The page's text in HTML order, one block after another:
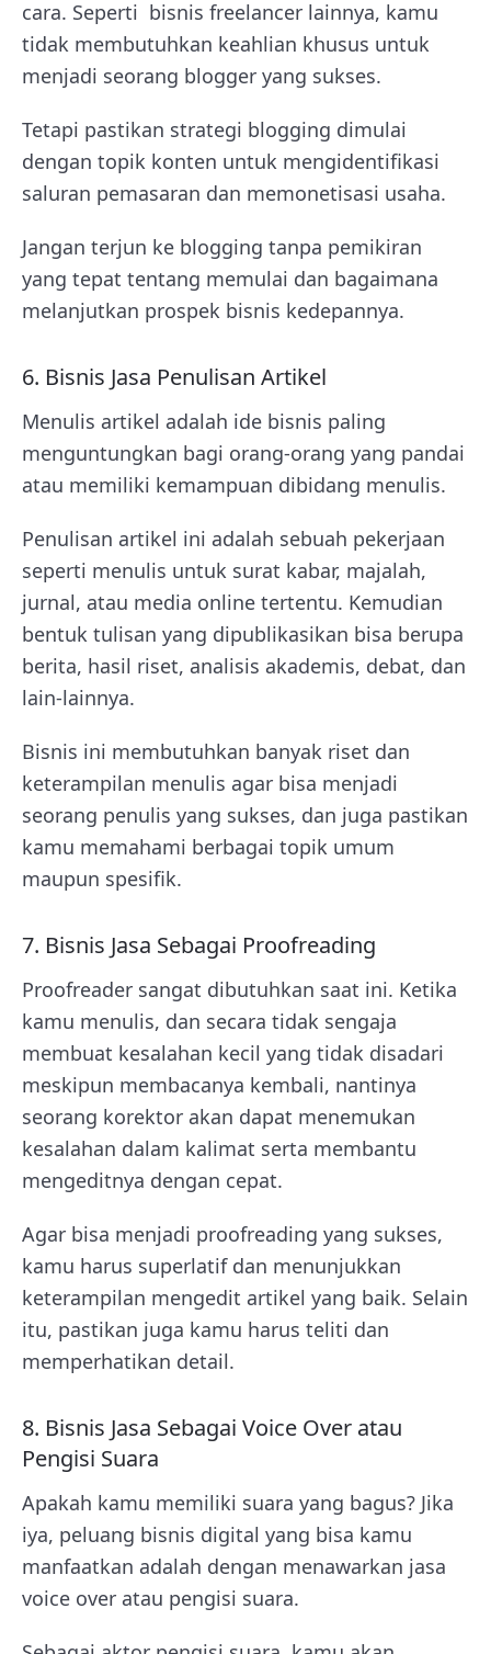
cara. Seperti bisnis freelancer lainnya, kamu
tidak membutuhkan keahlian khusus untuk
menjadi seorang blogger yang sukses.
Tetapi pastikan strategi blogging dimulai
dengan topik konten untuk mengidentifikasi
saluran pemasaran dan memonetisasi usaha.
Jangan terjun ke blogging tanpa pemikiran
yang tepat tentang memulai dan bagaimana
melanjutkan prospek bisnis kedepannya.
6. Bisnis Jasa Penulisan Artikel
Menulis artikel adalah ide bisnis paling
menguntungkan bagi orang-orang yang pandai
atau memiliki kemampuan dibidang menulis.
Penulisan artikel ini adalah sebuah pekerjaan
seperti menulis untuk surat kabar, majalah,
jurnal, atau media online tertentu. Kemudian
bentuk tulisan yang dipublikasikan bisa berupa
berita, hasil riset, analisis akademis, debat, dan
lain-lainnya.
Bisnis ini membutuhkan banyak riset dan
keterampilan menulis agar bisa menjadi
seorang penulis yang sukses, dan juga pastikan
kamu memahami berbagai topik umum
maupun spesifik.
7. Bisnis Jasa Sebagai Proofreading
Proofreader sangat dibutuhkan saat ini. Ketika
kamu menulis, dan secara tidak sengaja
membuat kesalahan kecil yang tidak disadari
meskipun membacanya kembali, nantinya
seorang korektor akan dapat menemukan
kesalahan dalam kalimat serta membantu
mengeditnya dengan cepat.
Agar bisa menjadi proofreading yang sukses,
kamu harus superlatif dan menunjukkan
keterampilan mengedit artikel yang baik. Selain
itu, pastikan juga kamu harus teliti dan
memperhatikan detail.
8. Bisnis Jasa Sebagai Voice Over atau
Pengisi Suara
Apakah kamu memiliki suara yang bagus? Jika
iya, peluang bisnis digital yang bisa kamu
manfaatkan adalah dengan menawarkan jasa
voice over atau pengisi suara.